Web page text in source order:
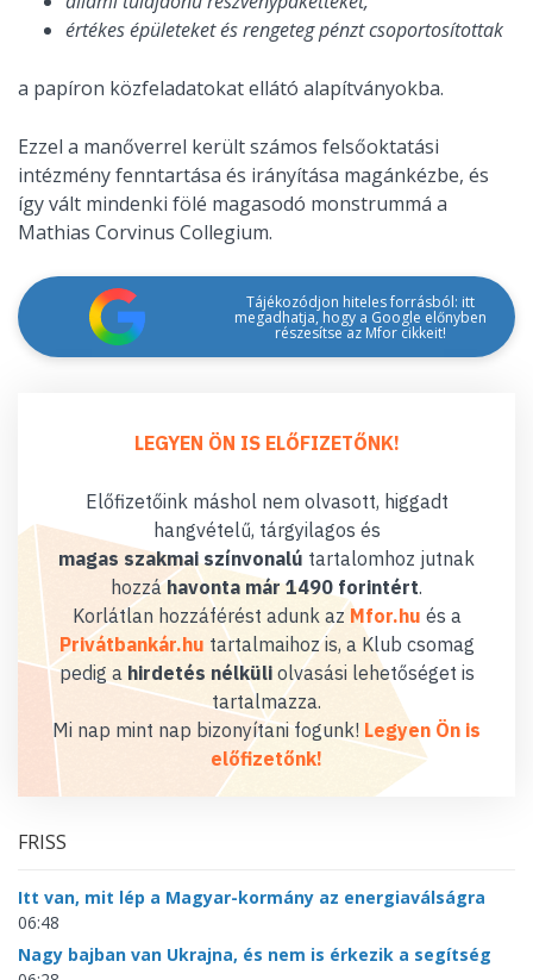
értékes épületeket és rengeteg pénzt csoportosítottak
a papíron közfeladatokat ellátó alapítványokba.
Ezzel a manőverrel került számos felsőoktatási
intézmény fenntartása és irányítása magánkézbe, és
így vált mindenki fölé magasodó monstrummá a
Mathias Corvinus Collegium.
Tájékozódjon hiteles forrásból: itt
megadhatja, hogy a Google előnyben
részesítse az Mfor cikkeit!
LEGYEN ÖN IS ELŐFIZETŐNK!
Előfizetőink máshol nem olvasott, higgadt
hangvételű, tárgyilagos és
magas szakmai színvonalú tartalomhoz jutnak
hozzáhavonta már 1490 forintért.
Korlátlan hozzáférést adunk az Mfor.hu és a
Privátbankár.hu tartalmaihoz is, a Klub csomag
pedig a hirdetés nélküliolvasási lehetőséget is
tartalmazza.
Mi nap mint nap bizonyítani fogunk! Legyen Ön is
előfizetőnk!
FRISS
Itt van, mit lép a Magyar-kormány az energiaválságra
06:48
Nagy bajban van Ukrajna, és nem is érkezik a segítség